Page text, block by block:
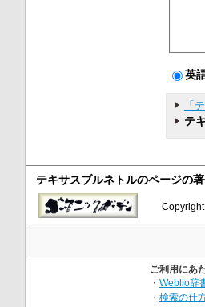
英
「
テ
テキサスブルネトルのページの
ご利用にあ
・ Weblio辞
・ 検索の仕